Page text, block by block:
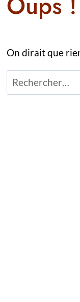
On dirait que
Rechercher :